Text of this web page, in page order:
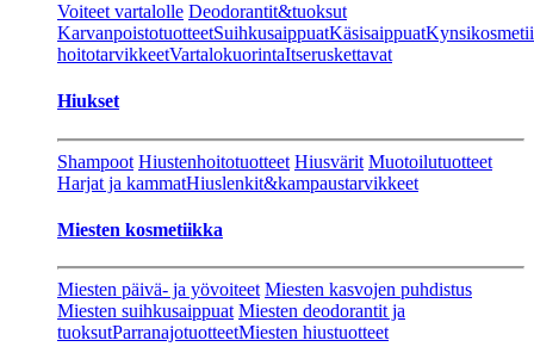
Voiteet vartalolle Deodorantit&tuoksut
KarvanpoistotuotteetSuihkusaippuatKäsisaippuat
hoitotarvikkeetVartalokuorintaItseruskettavat
Hiukset
Shampoot Hiustenhoitotuotteet Hiusvärit Muotoilutuotteet
Harjat ja kammatHiuslenkit&kampaustarvikkeet
Miesten kosmetiikka
Miesten päivä- ja yövoiteet Miesten kasvojen puhdistus
Miesten suihkusaippuat Miesten deodorantit ja
tuoksutParranajotuotteetMiesten hiustuotteet